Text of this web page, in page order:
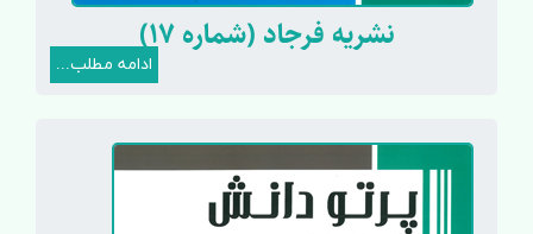
نشریه فرجاد (شماره 17)
ادامه مطلب...